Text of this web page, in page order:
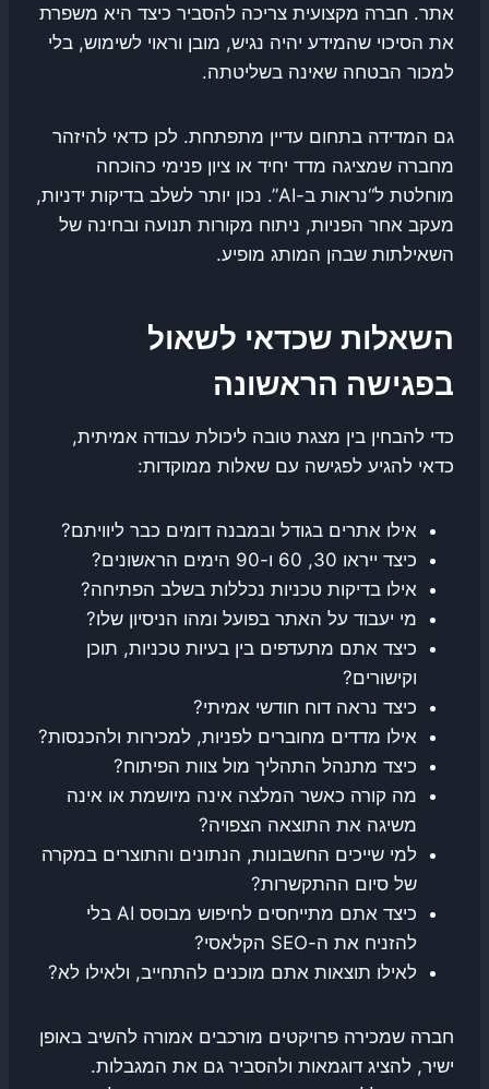
אתר. חברה מקצועית צריכה להסביר כיצד היא משפרת
את הסיכוי שהמידע יהיה נגיש, מובן וראוי לשימוש, בלי
למכור הבטחה שאינה בשליטתה.
גם המדידה בתחום עדיין מתפתחת. לכן כדאי להיזהר
מחברה שמציגה מדד יחיד או ציון פנימי כהוכחה
מוחלטת ל“נראות ב-AI”. נכון יותר לשלב בדיקות ידניות,
מעקב אחר הפניות, ניתוח מקורות תנועה ובחינה של
השאילתות שבהן המותג מופיע.
השאלות שכדאי לשאול
בפגישה הראשונה
כדי להבחין בין מצגת טובה ליכולת עבודה אמיתית,
כדאי להגיע לפגישה עם שאלות ממוקדות:
אילו אתרים בגודל ובמבנה דומים כבר ליוויתם?
כיצד ייראו 30, 60 ו-90 הימים הראשונים?
אילו בדיקות טכניות נכללות בשלב הפתיחה?
מי יעבוד על האתר בפועל ומהו הניסיון שלו?
כיצד אתם מתעדפים בין בעיות טכניות, תוכן
וקישורים?
כיצד נראה דוח חודשי אמיתי?
אילו מדדים מחוברים לפניות, למכירות ולהכנסות?
כיצד מתנהל התהליך מול צוות הפיתוח?
מה קורה כאשר המלצה אינה מיושמת או אינה
משיגה את התוצאה הצפויה?
למי שייכים החשבונות, הנתונים והתוצרים במקרה
של סיום ההתקשרות?
כיצד אתם מתייחסים לחיפוש מבוסס AI בלי
להזניח את ה-SEO הקלאסי?
לאילו תוצאות אתם מוכנים להתחייב, ולאילו לא?
חברה שמכירה פרויקטים מורכבים אמורה להשיב באופן
ישיר, להציג דוגמאות ולהסביר גם את המגבלות.